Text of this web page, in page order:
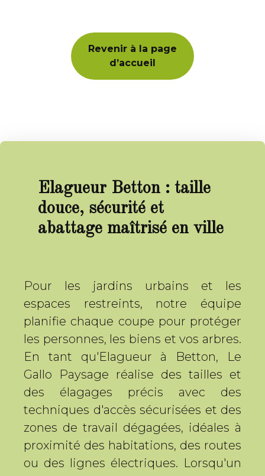
Revenir à la page
d’accueil
Elagueur Betton : taille
douce, sécurité et
abattage maîtrisé en ville
Pour les jardins urbains et les
espaces restreints, notre équipe
planifie chaque coupe pour protéger
les personnes, les biens et vos arbres.
En tant qu'Elagueur à Betton, Le
Gallo Paysage réalise des tailles et
des élagages précis avec des
techniques d'accès sécurisées et des
zones de travail dégagées, idéales à
proximité des habitations, des routes
ou des lignes électriques. Lorsqu'un